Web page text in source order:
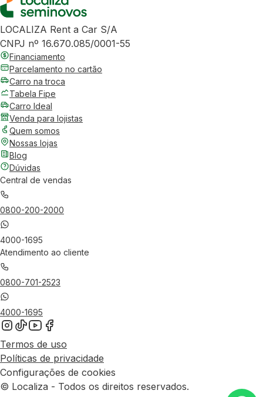
LOCALIZA Rent a Car S/A
CNPJ nº 16.670.085/0001-55
Financiamento
Parcelamento no cartão
Carro na troca
Tabela Fipe
Carro Ideal
Venda para lojistas
Quem somos
Nossas lojas
Blog
Dúvidas
Central de vendas
0800-200-2000
4000-1695
Atendimento ao cliente
0800-701-2523
4000-1695
Termos de uso
Políticas de privacidade
Configurações de cookies
© Localiza - Todos os direitos reservados.